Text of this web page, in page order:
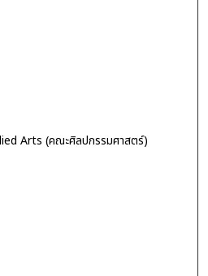
Arts (คณะศิลปกรรมศาสตร์)